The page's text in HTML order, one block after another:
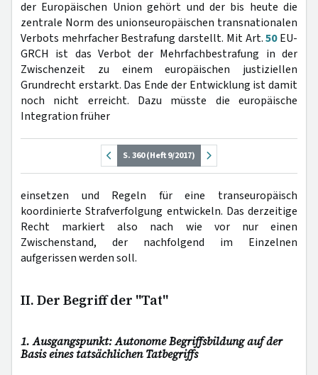
der Europäischen Union gehört und der bis heute die
zentrale Norm des unionseuropäischen transnationalen
Verbots mehrfacher Bestrafung darstellt. Mit Art.50EU-
GRCH ist das Verbot der Mehrfachbestrafung in der
Zwischenzeit zu einem europäischen justiziellen
Grundrecht erstarkt. Das Ende der Entwicklung ist damit
noch nicht erreicht. Dazu müsste die europäische
Integration früher
S. 360 (Heft 9/2017)
einsetzen und Regeln für eine transeuropäisch
koordinierte Strafverfolgung entwickeln. Das derzeitige
Recht markiert also nach wie vor nur einen
Zwischenstand, der nachfolgend im Einzelnen
aufgerissen werden soll.
II. Der Begriff der "Tat"
1. Ausgangspunkt: Autonome Begriffsbildung auf der
Basis eines tatsächlichen Tatbegriffs